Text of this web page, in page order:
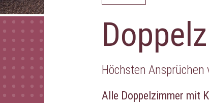
Höchsten
Alle Doppelzimmer mit